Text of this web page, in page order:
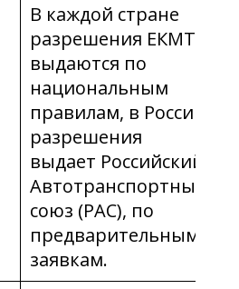
В каждой стране
разрешения ЕКМТ
выдаются по
национальным
правилам, в России
разрешения
выдает Российский
Автотранспортный
союз (РАС), по
предварительным
заявкам.